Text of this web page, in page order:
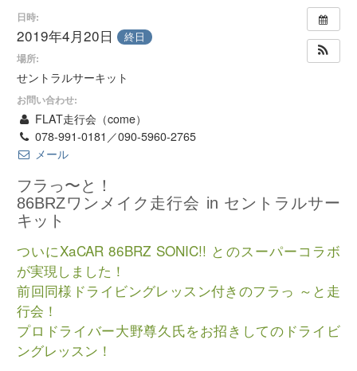
日時:
2019年4月20日 終日
場所:
せントラルサーキット
お問い合わせ:
FLAT走行会（come）
078-991-0181／090-5960-2765
メール
フラっ〜と！
86BRZワンメイク走行会 in セントラルサー
キット
ついにXaCAR 86BRZ SONIC!! とのスーパーコラボ
が実現しました！
前回同様ドライビングレッスン付きのフラっ ～と走
行会！
プロドライバー大野尊久氏をお招きしてのドライビ
ングレッスン！